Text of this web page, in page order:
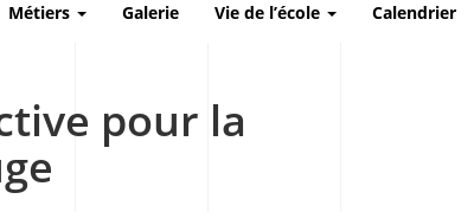
Métiers Galerie Vie de l’école Calendrier
pour la